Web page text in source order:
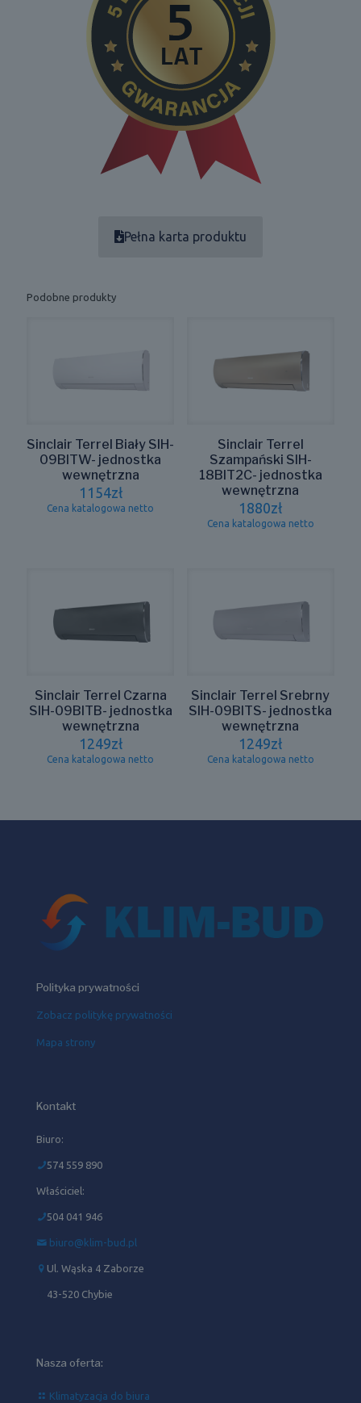
Pełna karta produktu
Podobne produkty
Sinclair Terrel Biały SIH-
09BITW- jednostka
wewnętrzna
1154zł
Cena katalogowa netto
Sinclair Terrel
Szampański SIH-
18BIT2C- jednostka
wewnętrzna
1880zł
Cena katalogowa netto
Sinclair Terrel Czarna
SIH-09BITB- jednostka
wewnętrzna
1249zł
Cena katalogowa netto
Sinclair Terrel Srebrny
SIH-09BITS- jednostka
wewnętrzna
1249zł
Cena katalogowa netto
Polityka prywatności
Zobacz politykę prywatności
Mapa strony
Kontakt
Biuro:
574 559 890
Właściciel:
504 041 946‬
biuro@klim-bud.pl
Ul. Wąska 4 Zaborze
43-520 Chybie
Nasza oferta:
Klimatyzacja do biura